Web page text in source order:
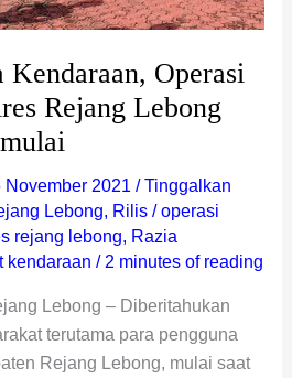
Kendaraan, Operasi
Rejang Lebong
November 2021 /Tinggalkan
Lebong, Rilis/operasi
rejang lebong, Razia
kendaraan / 2 minutes of reading
Lebong – Diberitahukan
terutama para pengguna
Rejang Lebong, mulai saat